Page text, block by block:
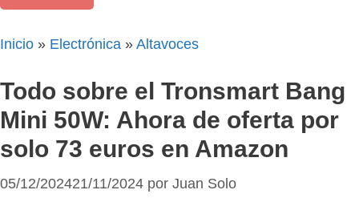
Inicio » Electrónica » Altavoces
Todo sobre el Tronsmart Bang
Mini 50W: Ahora de oferta por
solo 73 euros en Amazon
05/12/202421/11/2024 por Juan Solo